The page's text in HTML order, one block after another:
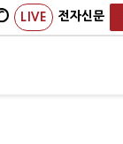
LIVE 전자신문